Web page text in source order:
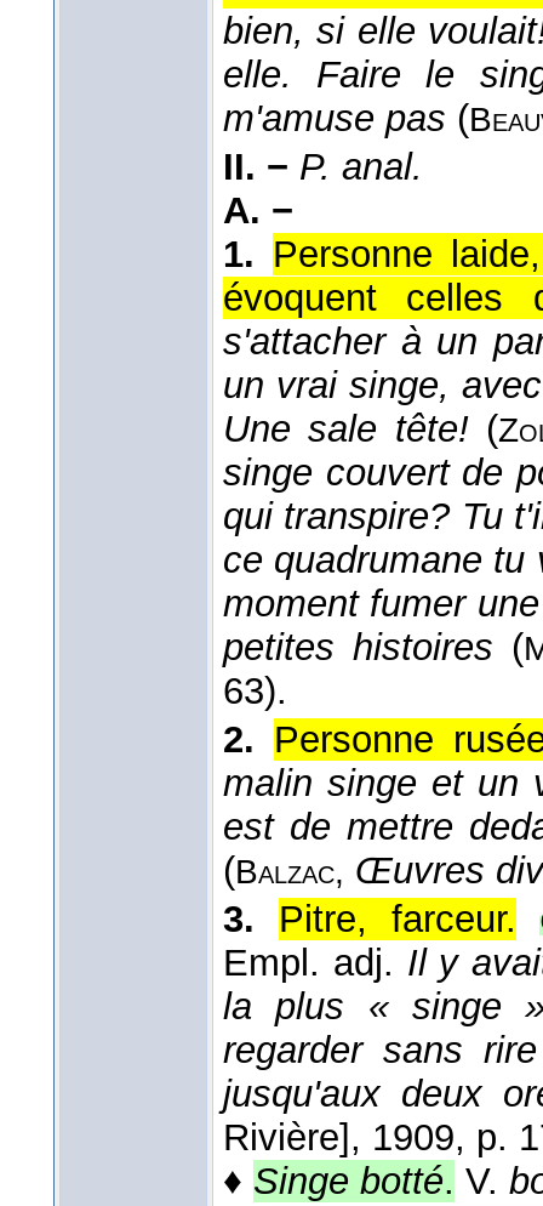
bien, si elle
elle. Faire le
m'amuse pas (
II. − P. anal.
A. −
1. Personne
évoquent celles
s'attacher à un
un vrai singe,
Une sale tête!(
singe couvert de
qui transpire? Tu
ce quadrumane
moment fumer
petites histoires (
63).
2. Personne
malin singe et un
est de mettre
(Balzac, Œuvres
3.
Pitre, farceur.
Empl. adj. Il y
la plus « singe
regarder sans
jusqu'aux deux
Rivière], 1909, p.
♦ Singe botté. V.